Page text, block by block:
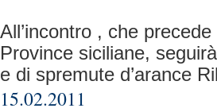
All’incontro , che
Province siciliane,
e di spremute d’arance
15.02.2011